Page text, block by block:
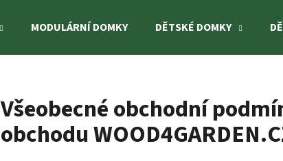
MODULÁRNÍ DOMKY DĚTSKÉ DOMKY
Všeobecné obchodní
obchodu HLEDAT